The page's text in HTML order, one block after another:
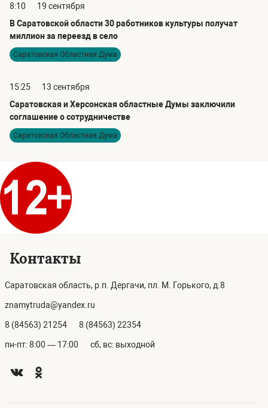
8:10
19 сентября
В Саратовской области 30 работников культуры получат
миллион за переезд в село
Саратовская Областная Дума
15:25
13 сентября
Саратовская и Херсонская областные Думы заключили
соглашение о сотрудничестве
Саратовская Областная Дума
Контакты
Саратовская область, р.п. Дергачи, пл. М. Горького, д.8
znamytruda@yandex.ru
8 (84563) 21254 8 (84563) 22354
пн-пт: 8:00 — 17:00 сб, вс: выходной